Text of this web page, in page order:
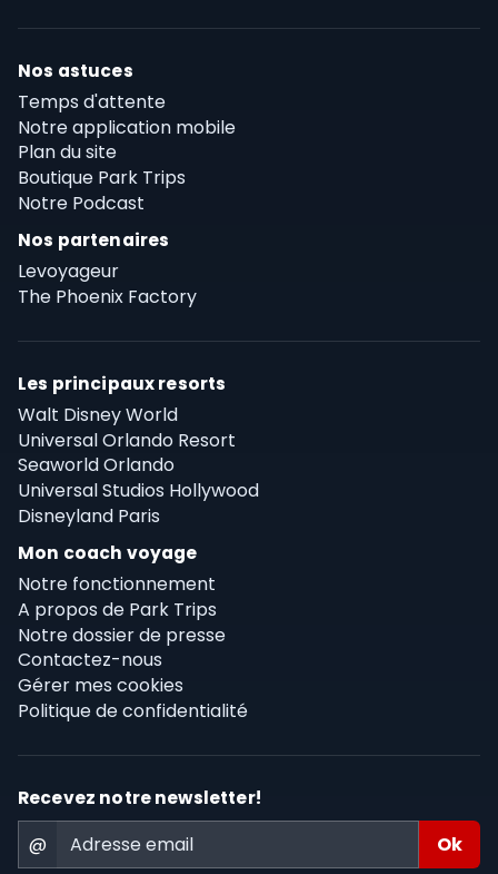
Nos astuces
Temps d'attente
Notre application mobile
Plan du site
Boutique Park Trips
Notre Podcast
Nos partenaires
Levoyageur
The Phoenix Factory
Les principaux resorts
Walt Disney World
Universal Orlando Resort
Seaworld Orlando
Universal Studios Hollywood
Disneyland Paris
Mon coach voyage
Notre fonctionnement
A propos de Park Trips
Notre dossier de presse
Contactez-nous
Gérer mes cookies
Politique de confidentialité
Recevez notre newsletter!
@